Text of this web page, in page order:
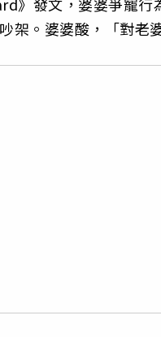
》發文，婆婆爭寵
架。婆婆酸，「對老